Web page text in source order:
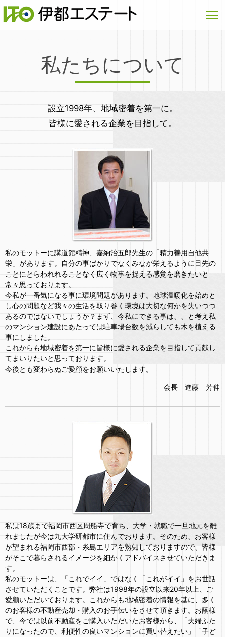
私たちについて
設立1998年、地域密着を第一に。
皆様に愛される企業を目指して。
私のモットーに講道館精神、嘉納治五郎先生の「精力善用自他共
栄」があります。自分の事ばかりでなくみなが栄えるように目先の
ことにとらわれれることなく広く物事を捉える感覚を磨きたいと
常々思っております。
今私が一番気になる事に環境問題があります。地球温暖化を始めと
し心の問題など我々の生活を取り巻く環境は大切な何かを失いつつ
あるのではないでしょうか？まず、今私にできる事は、、と考え私
のマンション建設にあたっては駐車場台数を減らしても木を植える
事にしました。
これからも地域密着を第一に皆様に愛される企業を目指して貢献し
てまいりたいと思っております。
今後とも変わらぬご愛顧をお願いいたします。
会長 進藤 芳伸
私は18歳まで福岡市西区周船寺で育ち、大学・就職で一旦地元を離
れましたが今は九大学研都市に住んでおります。そのため、お客様
が望まれる福岡市西部・糸島エリアを熟知しておりますので、皆様
がそこで暮らされるイメージを細かくアドバイスさせていただきま
す。
私のモットーは、「これでイイ」ではなく「これがイイ」をお世話
させていただくことです。弊社は1998年の設立以来20年以上、ご
愛顧いただいております。これからも地域密着の情報を基に、多く
のお客様の不動産売却・購入のお手伝いをさせて頂きます。お蔭様
で、今では以前不動産をご購入いただいたお客様から、「夫婦ふた
りになったので、利便性の良いマンションに買い替えたい」「子ど